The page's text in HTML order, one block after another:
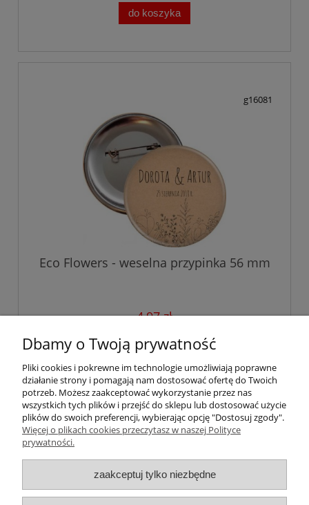
do koszyka
g16081
Eco Flowers - weselna przypinka 56 mm
4,97 zł
do koszyka
Pomoc
Płatności i dostawa
Dbamy o Twoją prywatność
Pliki cookies i pokrewne im technologie umożliwiają poprawne
działanie strony i pomagają nam dostosować ofertę do Twoich
potrzeb. Możesz zaakceptować wykorzystanie przez nas
wszystkich tych plików i przejść do sklepu lub dostosować użycie
plików do swoich preferencji, wybierając opcję "Dostosuj zgody".
Więcej o plikach cookies przeczytasz w naszej Polityce
prywatności.
zaakceptuj tylko niezbędne